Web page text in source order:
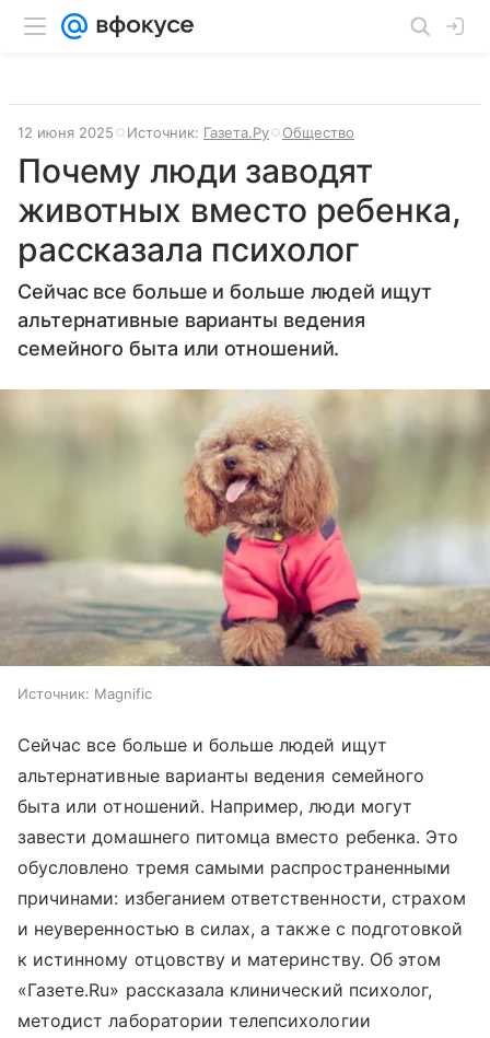
12 июня 2025 Источник: Газета.Ру Общество
Почему люди заводят
животных вместо ребенка,
рассказала психолог
Сейчас все больше и больше людей ищут
альтернативные варианты ведения
семейного быта или отношений.
Источник: Magnific
Сейчас все больше и больше людей ищут
альтернативные варианты ведения семейного
быта или отношений. Например, люди могут
завести домашнего питомца вместо ребенка. Это
обусловлено тремя самыми распространенными
причинами: избеганием ответственности, страхом
и неуверенностью в силах, а также с подготовкой
к истинному отцовству и материнству. Об этом
«Газете.Ru» рассказала клинический психолог,
методист лаборатории телепсихологии